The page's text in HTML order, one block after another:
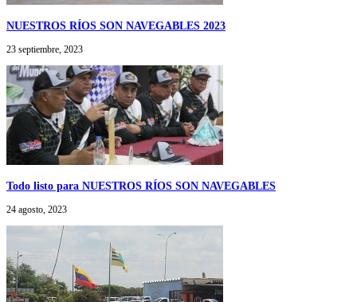
NUESTROS RÍOS SON NAVEGABLES 2023
23 septiembre, 2023
Todo listo para NUESTROS RÍOS SON NAVEGABLES
24 agosto, 2023